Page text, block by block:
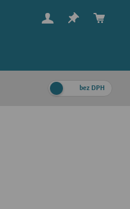
bez DPH